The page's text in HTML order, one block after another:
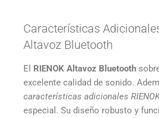
Características
Altavoz Bluetooth
El RIENOK Altavoz Bluetooth
excelente calidad de sonido.
características adicionales
especial. Su diseño robusto y